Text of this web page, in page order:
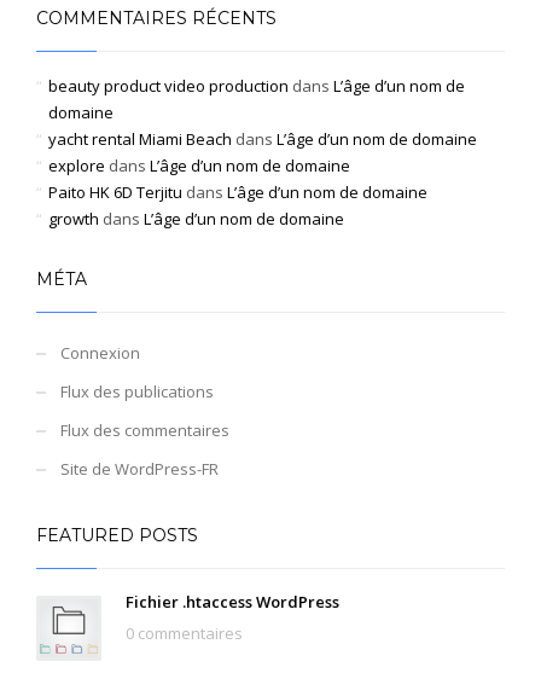
COMMENTAIRES RÉCENTS
beauty product video production dans L’âge d’un nom de
domaine
yacht rental Miami Beach dans L’âge d’un nom de domaine
explore dans L’âge d’un nom de domaine
Paito HK 6D Terjitu dans L’âge d’un nom de domaine
growth dans L’âge d’un nom de domaine
MÉTA
Connexion
Flux des publications
Flux des commentaires
Site de WordPress-FR
FEATURED POSTS
Fichier .htaccess WordPress
0 commentaires